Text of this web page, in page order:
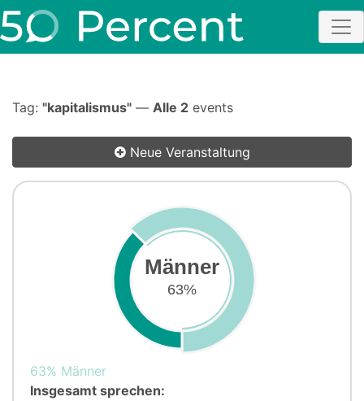
Tag: "kapitalismus" — Alle 2 events
Neue Veranstaltung
Männer
63%
63% Männer
Insgesamt sprechen: